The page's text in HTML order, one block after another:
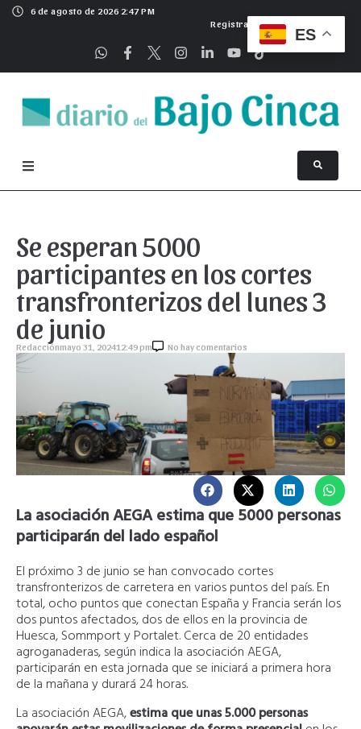
6 de agosto de 2026 2:47 PM
Registrarse
Se esperan 5000
participantes en los cortes
transfronterizos del lunes 3
de junio
Redacciónmayo 31, 202412:49 pm No hay comentarios
La asociación AEGA estima que 5000 personas
participarán del lado español
El próximo 3 de junio se han convocado cortes
transfronterizos de carretera en varios puntos del país. En
total, ocho puntos que conectan España y Francia serán los
dos puntos afectados, dos de ellos en la provincia de
Huesca, Sommport y Portalet. Cerca de 20 entidades
agroganaderas, según indica la asociación AEGA,
participarán en esta jornada que se iniciará a primera hora
de la mañana y durará 24 horas.
La asociación AEGA,estima que unas 5.000 personas
ES